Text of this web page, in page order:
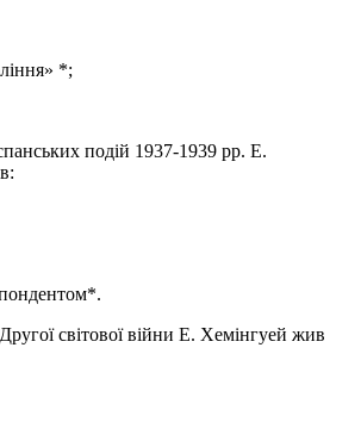
*;
подій 1937-1939 рр. Е.
світової війни Е. Хемінгуей жив